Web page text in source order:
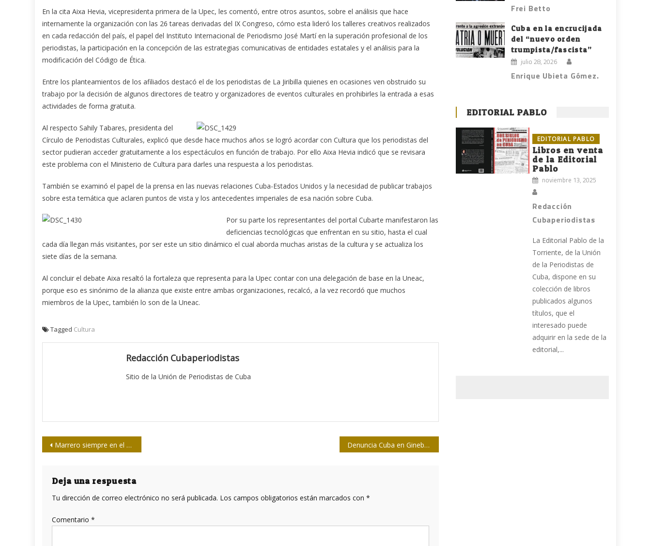
En la cita Aixa Hevia, vicepresidenta primera de la Upec, les comentó, entre otros asuntos, sobre el análisis que hace
internamente la organización con las 26 tareas derivadas del IX Congreso, cómo esta lideró los talleres creativos realizados
en cada redacción del país, el papel del Instituto Internacional de Periodismo José Martí en la superación profesional de los
periodistas, la participación en la concepción de las estrategias comunicativas de entidades estatales y el análisis para la
modificación del Código de Ética.
Entre los planteamientos de los afiliados destacó el de los periodistas de La Jiribilla quienes en ocasiones ven obstruido su
trabajo por la decisión de algunos directores de teatro y organizadores de eventos culturales en prohibirles la entrada a esas
actividades de forma gratuita.
Al respecto Sahily Tabares, presidenta del
Círculo de Periodistas Culturales, explicó que desde hace muchos años se logró acordar con Cultura que los periodistas del
sector pudieran acceder gratuitamente a los espectáculos en función de trabajo. Por ello Aixa Hevia indicó que se revisara
este problema con el Ministerio de Cultura para darles una respuesta a los periodistas.
También se examinó el papel de la prensa en las nuevas relaciones Cuba-Estados Unidos y la necesidad de publicar trabajos
sobre esta temática que aclaren puntos de vista y los antecedentes imperiales de esa nación sobre Cuba.
Por su parte los representantes del portal Cubarte manifestaron las
deficiencias tecnológicas que enfrentan en su sitio, hasta el cual
cada día llegan más visitantes, por ser este un sitio dinámico el cual aborda muchas aristas de la cultura y se actualiza los
siete días de la semana.
Al concluir el debate Aixa resaltó la fortaleza que representa para la Upec contar con una delegación de base en la Uneac,
porque eso es sinónimo de la alianza que existe entre ambas organizaciones, recalcó, a la vez recordó que muchos
miembros de la Upec, también lo son de la Uneac.
Tagged Cultura
Redacción Cubaperiodistas
Sitio de la Unión de Periodistas de Cuba
Navegación
entradas
Marrero siempre en el recuerdo de colegas y amigos Denuncia Cuba en Ginebra violaciones de derechos humanos en EUA
Deja una respuesta
Tu dirección de correo electrónico no será publicada. Los campos obligatorios están marcados con *
Comentario *
Frei Betto
Cuba en la encrucijada
del “nuevo orden
trumpista/fascista”
julio 28, 2026
Enrique Ubieta Gómez.
EDITORIAL PABLO
EDITORIAL PABLO
Libros en venta
de la Editorial
Pablo
noviembre 13, 2025
Redacción
Cubaperiodistas
La Editorial Pablo de la
Torriente, de la Unión
de la Periodistas de
Cuba, dispone en su
colección de libros
publicados algunos
títulos, que el
interesado puede
adquirir en la sede de la
editorial,...